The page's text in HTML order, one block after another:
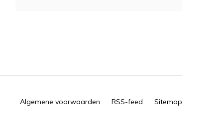
Algemene voorwaarden RSS-feed Sitemap